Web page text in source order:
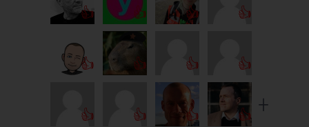
👍 👍 👍 👍
👍 👍 👍 👍
👍 👍 👍 👍